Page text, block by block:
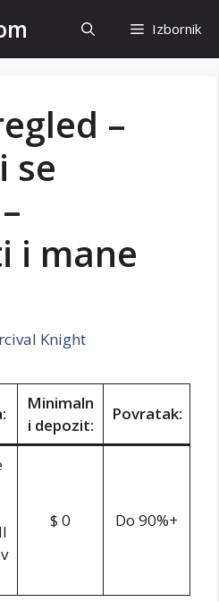
Izbornik
–
se
i mane
Knight
Minimaln
i depozit:
Povratak:
$ 0 Do 90%+